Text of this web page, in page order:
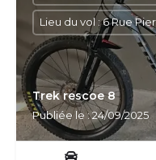
Trek rescoe 8
Publiée le : 24/09/2025
Lieu du vol : 6 Rue